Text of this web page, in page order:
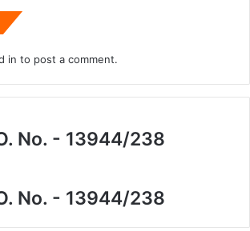
in to post a comment.
No. - 13944/238
No. - 13944/238